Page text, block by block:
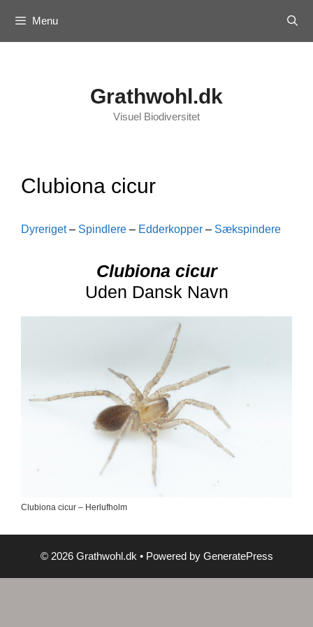
content
Menu
Grathwohl.dk
Visuel Biodiversitet
Clubiona cicur
Dyreriget– Spindlere – Edderkopper – Sækspindere
Clubiona cicur
Uden Dansk Navn
Clubiona cicur – Herlufholm
© 2026 Grathwohl.dk • Powered by GeneratePress